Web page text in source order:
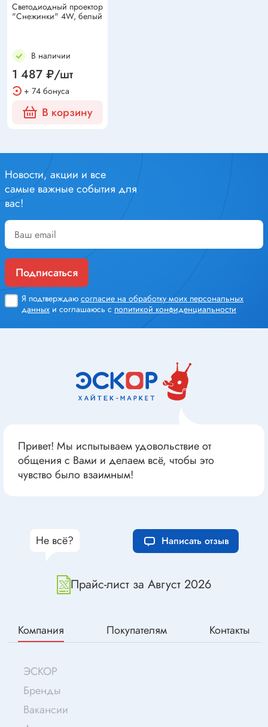
Светодиодный проектор
"Снежинки" 4W, белый
В наличии
1 487 ₽/шт
+ 74 бонуса
В корзину
Новости, акции и все
самые важные события для
вас!
Подписаться
Я подтверждаю согласие на обработку моих персональных
данных и соглашаюсь с политикой конфиденциальности
Привет! Мы испытываем удовольствие от
общения с Вами и делаем всё, чтобы это
чувство было взаимным!
Прайс-лист за Август 2026
Не всё? Написать отзыв
Компания Покупателям Контакты
ЭСКОР
Бренды
Вакансии